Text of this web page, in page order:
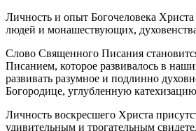
Личность и опыт Богочеловека
людей и монашествующих,
Слово Священного Писания
Писанием, которое развивалось в
развивать разумное и подлинно
Богородице, углубленную
Личность воскресшего Христа
удивительным и трогательным